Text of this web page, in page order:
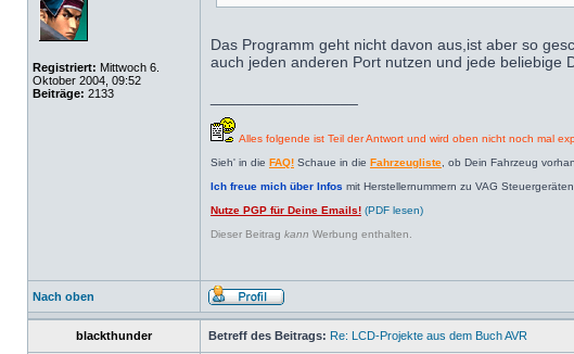
Registriert: Mittwoch 6.
Oktober 2004, 09:52
Beiträge: 2133
Das Programm geht nicht davon aus,ist aber so
auch jeden anderen Port nutzen und jede beliebige
Alles folgende ist Teil der Antwort und wird oben nicht noch mal
Sieh' in die FAQ! Schaue in die Fahrzeugliste , ob Dein Fahrzeug
Ich freue mich über Infos mit Herstellernummern zu VAG
Nutze PGP für Deine Emails! (PDF lesen)
Dieser Beitrag kann Werbung enthalten.
Nach oben
blackthunder Betreff des Beitrags: Re: LCD-Projekte aus dem Buch AVR